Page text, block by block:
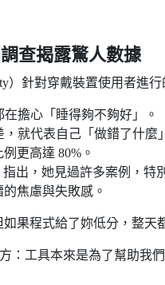
查揭露驚人數據
）針對穿戴裝置使用者進
擔心「睡得夠不夠好」。
就代表自己「做錯了什麼
更高達 80%。
指出，她見過許多案例，
焦慮與失敗感。
如果程式給了妳低分，整
：工具本來是為了幫助我